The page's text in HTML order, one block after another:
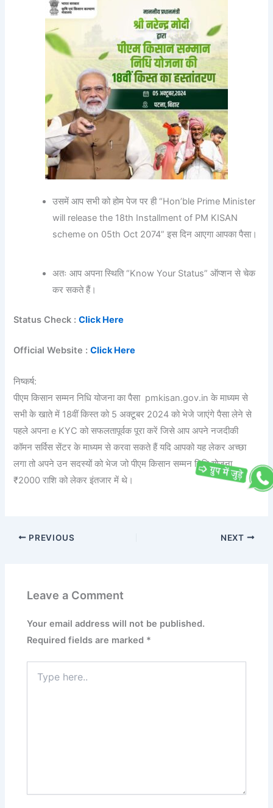
उसमें आप सभी को होम पेज पर ही “Hon’ble Prime Minister
will release the 18th Installment of PM KISAN
scheme on 05th Oct 2074” इस दिन आएगा आपका पैसा।
अतः आप अपना स्थिति “Know Your Status” ऑप्शन से चेक
कर सकते हैं।
Status Check : Click Here
Official Website :Click Here
निष्कर्ष:
पीएम किसान सम्मन निधि योजना का पैसा pmkisan.gov.in के माध्यम से
सभी के खाते में 18वीं किस्त को 5 अक्टूबर 2024 को भेजे जाएंगे पैसा लेने से
पहले अपना e KYC को सफलतापूर्वक पूरा करें जिसे आप अपने नजदीकी
कॉमन सर्विस सेंटर के माध्यम से करवा सकते हैं यदि आपको यह लेकर अच्छा
लगा तो अपने उन सदस्यों को भेज जो पीएम किसान सम्मन निधि योजना
₹2000 राशि को लेकर इंतजार में थे।
PREVIOUS NEXT
Leave a Comment
Your email address will not be published.
Required fields are marked *
here..